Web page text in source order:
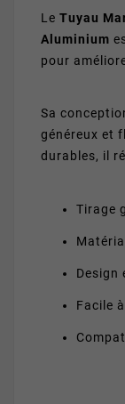
Le Tuyau
Aluminium
pour
Sa
généreux et
durables, il
Tirage
Design
Facile